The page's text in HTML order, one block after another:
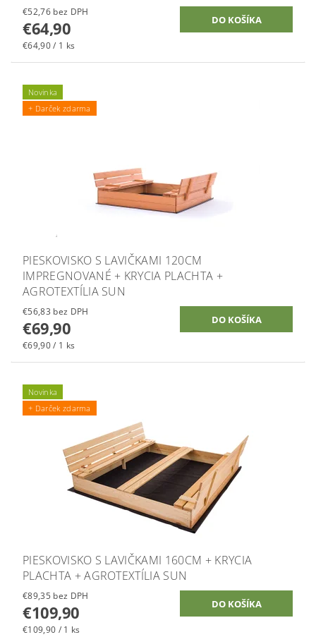
€52,76 bez DPH
€64,90
€64,90 / 1 ks
Novinka
+ Darček zdarma
PIESKOVISKO S LAVIČKAMI 120CM
IMPREGNOVANÉ + KRYCIA PLACHTA +
AGROTEXTÍLIA SUN
€56,83 bez DPH
€69,90
€69,90 / 1 ks
Novinka
+ Darček zdarma
PIESKOVISKO S LAVIČKAMI 160CM + KRYCIA
PLACHTA + AGROTEXTÍLIA SUN
€89,35 bez DPH
€109,90
€109,90 / 1 ks